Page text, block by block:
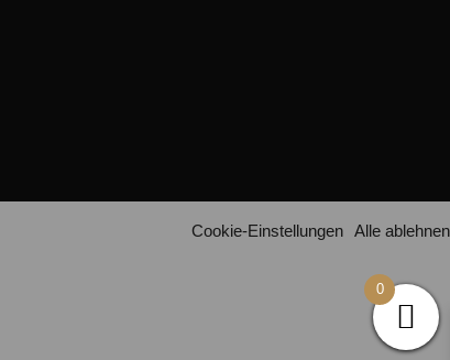
Cookie-Einstellungen Alle ablehnen
0